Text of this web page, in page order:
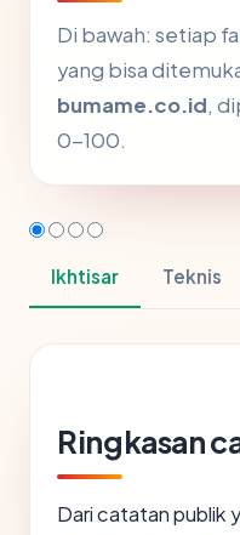
Di bawah: setiap
yang bisa
bumame.co.id,
0-100.
Ikhtisar Teknis
Ringkasan
Dari catatan publik